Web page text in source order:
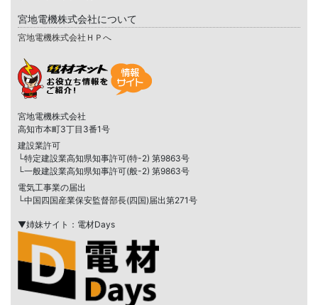
宮地電機株式会社について
宮地電機株式会社ＨＰへ
宮地電機株式会社
高知市本町3丁目3番1号
建設業許可
└特定建設業高知県知事許可(特-2) 第9863号
└一般建設業高知県知事許可(般-2) 第9863号
電気工事業の届出
└中国四国産業保安監督部長(四国)届出第271号
▼姉妹サイト：電材Days